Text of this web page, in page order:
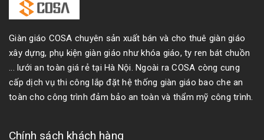
Giàn giáo COSA chuyên sản xuất bán và cho thuê giàn giáo
xây dựng, phụ kiện giàn giáo như khóa giáo, ty ren bát chuồn
... lưới an toàn giá rẻ tại Hà Nội. Ngoài ra COSA còng cung
cấp dịch vụ thi công lắp đặt hệ thống giàn giáo bao che an
toàn cho công trình đảm bảo an toàn và thẩm mỹ công trình.
Chính sách khách hàng